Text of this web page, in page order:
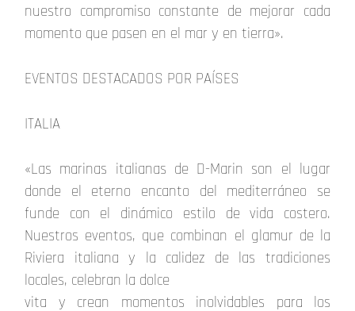
nuestro compromiso constante de mejorar cada
momento que pasen en el mar y en tierra».
EVENTOS DESTACADOS POR PAÍSES
ITALIA
«Las marinas italianas de D-Marin son el lugar
donde el eterno encanto del mediterráneo se
funde con el dinámico estilo de vida costero.
Nuestros eventos, que combinan el glamur de la
Riviera italiana y la calidez de las tradiciones
locales, celebran la dolce
vita y crean momentos inolvidables para los